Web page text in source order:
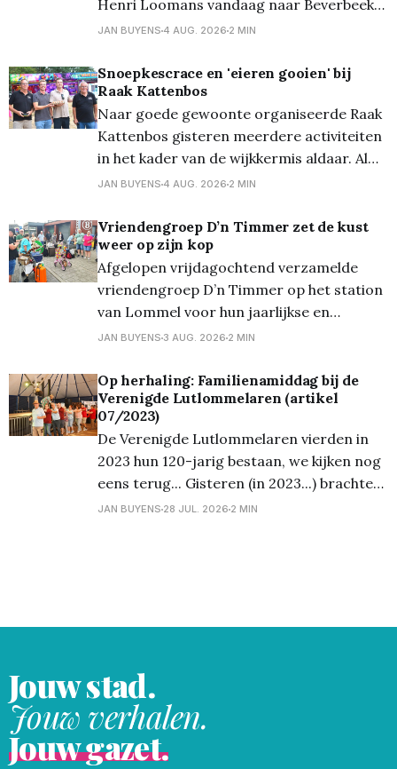
Henri Loomans vandaag naar Beverbeek
in Hamont-Achel bij de bivakplaats van de
er voor de 13de keer kookmoeder en we
mogen telkens mee-eten! Samen met de
65 meisjes
JAN BUYENS 4 AUG. 2026 2 MIN
Snoepkescrace en 'eieren gooien' bij
Raak Kattenbos
Naar goede gewoonte organiseerde Raak
Kattenbos gisteren meerdere activiteiten
in het kader van de wijkkermis aldaar. Al
even traditioneel werd van start gegaan
eerst de 1 tot 3-jarigen en nadien de 4 tot
6-jaringen zoveel mogelijk snoep moesten
verzamelen op een parcours (waar
JAN BUYENS 4 AUG. 2026 2 MIN
​Vriendengroep D’n Timmer zet de kust
weer op zijn kop
Afgelopen vrijdagochtend verzamelde
vriendengroep D’n Timmer op het station
van Lommel voor hun jaarlijkse en
inmiddels traditionele uitstap naar de
chocoladebroodjes, knapperige croissants
én voor de liefhebbers al een vloeibaar
ontbijt – de welbekende 'glazen boterham'
– stapte de bende welgemoed de trein op
richting
JAN BUYENS 3 AUG. 2026 2 MIN
Op herhaling: Familienamiddag bij de
Verenigde Lutlommelaren (artikel
07/2023)
De Verenigde Lutlommelaren vierden in
2023 hun 120-jarig bestaan, we kijken nog
eens terug... Gisteren (in 2023...) brachten
we u reeds foto's van de receptie op
JAN BUYENS 28 JUL. 2026 2 MIN
Jouw stad.
Jouw verhalen.
Jouw gazet.